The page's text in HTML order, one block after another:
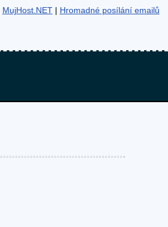
MujHost.NET| Hromadné posílání emailů